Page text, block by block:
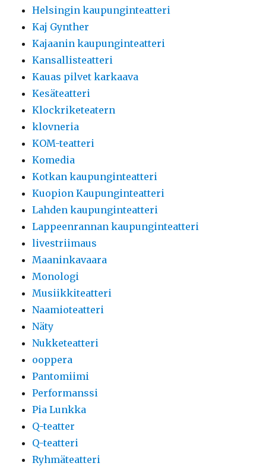
Helsingin kaupunginteatteri
Kaj Gynther
Kajaanin kaupunginteatteri
Kansallisteatteri
Kauas pilvet karkaava
Kesäteatteri
Klockriketeatern
klovneria
KOM-teatteri
Komedia
Kotkan kaupunginteatteri
Kuopion Kaupunginteatteri
Lahden kaupunginteatteri
Lappeenrannan kaupunginteatteri
livestriimaus
Maaninkavaara
Monologi
Musiikkiteatteri
Naamioteatteri
Näty
Nukketeatteri
ooppera
Pantomiimi
Performanssi
Pia Lunkka
Q-teatter
Q-teatteri
Ryhmäteatteri